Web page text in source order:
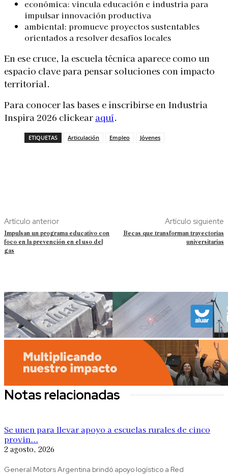
económica: vincula educación e industria para
impulsar innovación productiva
ambiental: promueve proyectos sustentables
orientados a resolver desafíos locales
En ese cruce, la escuela técnica aparece como un
espacio clave para pensar soluciones con impacto
territorial.
Para conocer las bases e inscribirse en Industria
Inspira 2026 clickear aquí.
ETIQUETAS Articulación Empleo Jóvenes
Artículo anterior
Impulsan un programa educativo con
foco en la prevención en el uso del
gas
Artículo siguiente
Becas que transforman trayectorias
universitarias
Notas relacionadas
Se unen para llevar apoyo a escuelas rurales de cinco
provin...
2 agosto, 2026
General Motors Argentina brindó apoyo logístico a Red